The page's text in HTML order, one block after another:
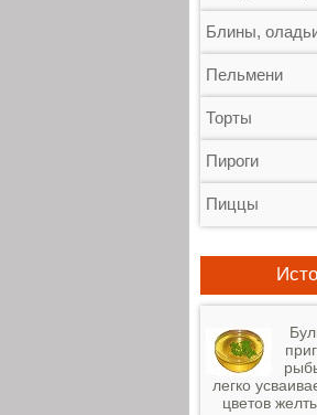
Блины,
Пельмени
Торты
Пироги
Пиццы
легко
цветов